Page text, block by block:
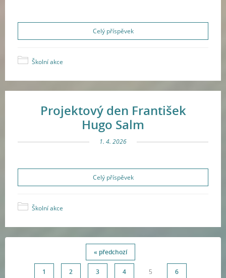
Celý příspěvek
Školní akce
Projektový den František
Hugo Salm
1. 4. 2026
Celý příspěvek
Školní akce
« předchozí
1 2 3 4 5 6